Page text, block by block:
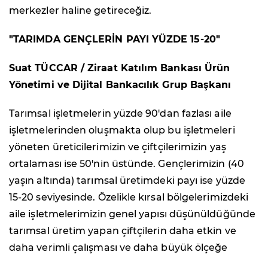
merkezler haline getireceğiz.
"TARIMDA GENÇLERİN PAYI YÜZDE 15-20"
Suat TÜCCAR / Ziraat Katılım Bankası Ürün
Yönetimi ve Dijital Bankacılık Grup Başkanı
Tarımsal işletmelerin yüzde 90'dan fazlası aile
işletmelerinden oluşmakta olup bu işletmeleri
yöneten üreticilerimizin ve çiftçilerimizin yaş
ortalaması ise 50'nin üstünde. Gençlerimizin (40
yaşın altında) tarımsal üretimdeki payı ise yüzde
15-20 seviyesinde. Özelikle kırsal bölgelerimizdeki
aile işletmelerimizin genel yapısı düşünüldüğünde
tarımsal üretim yapan çiftçilerin daha etkin ve
daha verimli çalışması ve daha büyük ölçeğe